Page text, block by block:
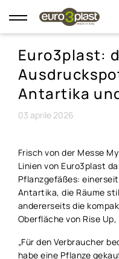
Umschalten
der
Euro3plast:
Antartika
03 aprile 2026
Frisch von der Messe
Linien von Euro3plast
Pflanzgefäßes:
Antartika, die Räume
andererseits die
Oberfläche von Rise
„Für den Verbraucher
habe eine Pflanze